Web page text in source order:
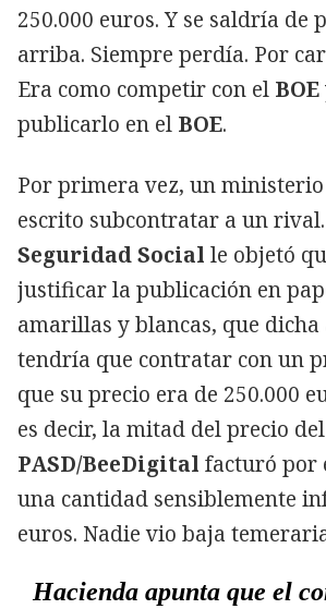
250.000 euros. Y se saldría de
arriba. Siempre perdía. Por
Era como competir con el BOE
publicarlo en el BOE.
Por primera vez, un
escrito subcontratar a un
Seguridad Social le objetó
justificar la publicación en
amarillas y blancas, que
tendría que contratar con un
que su precio era de 250.000
es decir, la mitad del precio
PASD/BeeDigital facturó por
una cantidad sensiblemente
euros. Nadie vio baja
Hacienda apunta que el